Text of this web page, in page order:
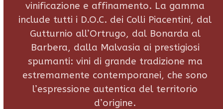
vinificazione e affinamento. La gamma
include tutti i D.O.C. dei Colli Piacentini, dal
Gutturnio all’Ortrugo, dal Bonarda al
Barbera, dalla Malvasia ai prestigiosi
spumanti: vini di grande tradizione ma
estremamente contemporanei, che sono
l’espressione autentica del territorio
d’origine.